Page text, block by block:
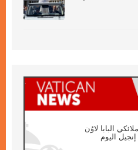
البابا لاوُن
اليوم